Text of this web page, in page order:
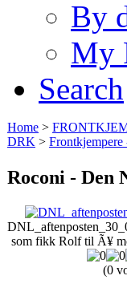
By
My
Search
Home >
DRK >
Roconi - Den
som fikk Rolf til Ã¥
(0